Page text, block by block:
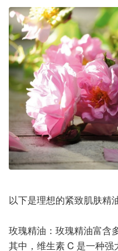
以下是理想的紧致肌肤精
玫瑰精油：玫瑰精油富含
其中，维生素 C 是一种